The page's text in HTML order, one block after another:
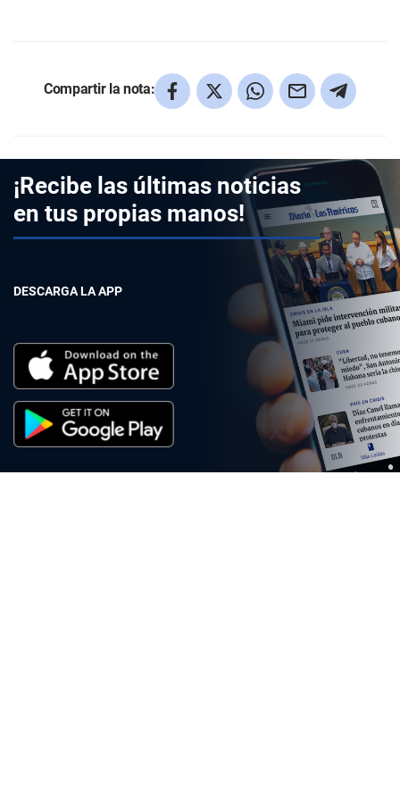
Compartir la nota:
¡Recibe las últimas noticias
en tus propias manos!
DESCARGA LA APP